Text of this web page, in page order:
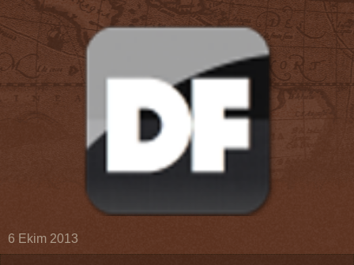
6 Ekim 2013